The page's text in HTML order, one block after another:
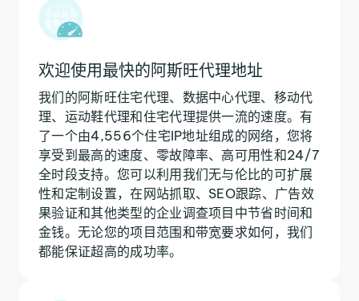
欢迎使用最快的阿斯旺代理地址
我们的阿斯旺住宅代理、数据中心代理、移动代
理、运动鞋代理和住宅代理提供一流的速度。有
了一个由4,556个住宅IP地址组成的网络，您将
享受到最高的速度、零故障率、高可用性和24/7
全时段支持。您可以利用我们无与伦比的可扩展
性和定制设置，在网站抓取、SEO跟踪、广告效
果验证和其他类型的企业调查项目中节省时间和
金钱。无论您的项目范围和带宽要求如何，我们
都能保证超高的成功率。